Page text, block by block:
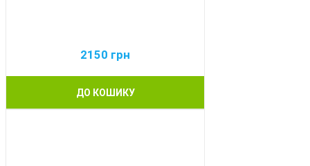
2150 грн
ДО КОШИКУ